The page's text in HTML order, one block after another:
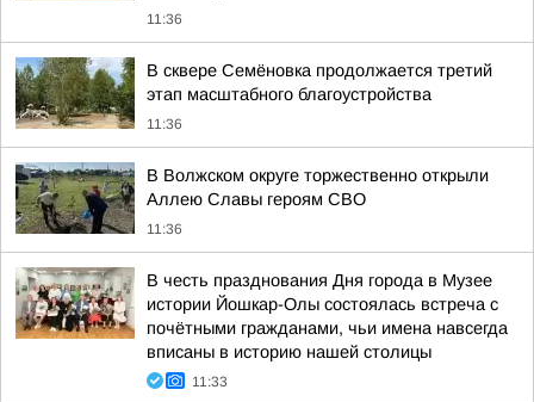
11:36
В сквере Семёновка продолжается третий
этап масштабного благоустройства
11:36
В Волжском округе торжественно открыли
Аллею Славы героям СВО
11:36
В честь празднования Дня города в Музее
истории Йошкар-Олы состоялась встреча с
почётными гражданами, чьи имена навсегда
вписаны в историю нашей столицы
11:33